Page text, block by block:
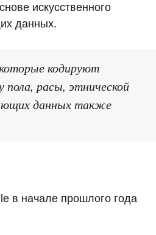
искусственного
данных.
кодируют
расы, этнической
данных также
в начале прошлого года